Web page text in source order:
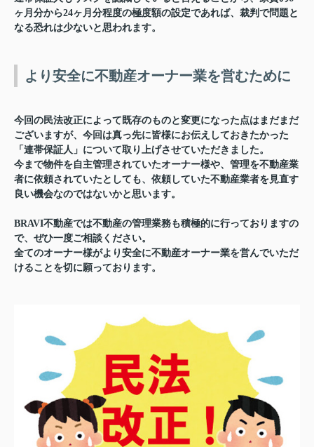
ヶ月分から24ヶ月分程度の極度額の設定であれば、裁判で問題と
なる恐れは少ないと思われます。
より安全に不動産オーナー業を営むために
今回の民法改正によって既存のものと変更になった点はまだまだ
ございますが、今回は真っ先に皆様にお伝えしておきたかった
「連帯保証人」について取り上げさせていただきました。
今まで物件を自主管理されていたオーナー様や、管理を不動産業
者に依頼されていたとしても、依頼していた不動産業者を見直す
良い機会なのではないかと思います。
BRAVI不動産では不動産の管理業務も積極的に行っておりますの
で、ぜひ一度ご相談ください。
全てのオーナー様がより安全に不動産オーナー業を営んでいただ
けることを切に願っております。